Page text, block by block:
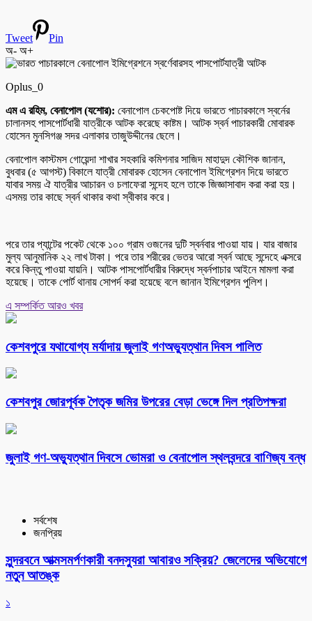
Tweet
Pin
অ- অ+
Oplus_0
এম এ রহিম, বেনাপোল (যশোর): বেনাপোল চেকপোষ্ট দিয়ে ভারতে পাচারকালে স্বর্নের
চালানসহ পাসপোর্টধারী যাত্রীকে আটক করেছে কাষ্টম। আটক স্বর্ন পাচারকারী মোবারক
হোসেন মুনসিগঞ্জ সদর এলাকার তাজুউদ্দীনের ছেলে।
বেনাপোল কাস্টমস গোয়েন্দা শাখার সহকারি কমিশনার সাজিদ মাহাদুদ কৌশিক জানান,
বুধবার (৫ আগস্ট) বিকালে যাত্রী মোবারক হোসেন বেনাপোল ইমিগ্রেশন দিয়ে ভারতে
যাবার সময় ঐ যাত্রীর আচারন ও চলাফেরা সন্দেহ হলে তাকে জিজ্ঞাসাবাদ করা করা হয়।
এসময় তার কাছে স্বর্ন থাকার কথা স্বীকার করে।
পরে তার প্যান্টের পকেট থেকে ১০০ গ্রাম ওজনের দুটি স্বর্নবার পাওয়া যায়। যার বাজার
মুল্য আনুমানিক ২২ লাখ টাকা। পরে তার শরীরের ভেতর আরো স্বর্ন আছে সন্দেহে এক্সরে
করে কিন্তু পাওয়া যায়নি। আটক পাসপোর্টধারীর বিরুদ্ধে স্বর্নপাচার আইনে মামলা করা
হয়েছে। তাকে পোর্ট থানায় সোপর্দ করা হয়েছে বলে জানান ইমিগ্রেশন পুলিশ।
এ সম্পর্কিত আরও খবর
কেশবপুরে যথাযোগ্য মর্যাদায় জুলাই গণঅভ্যুত্থান দিবস পালিত
কেশবপুর জোরপূর্বক পৈতৃক জমির উপরের বেড়া ভেঙ্গে দিল প্রতিপক্ষরা
‎জুলাই গণ-অভ্যুত্থান দিবসে ভোমরা ও বেনাপোল স্থলবন্দরে বাণিজ্য বন্ধ
সর্বশেষ
জনপ্রিয়
সুন্দরবনে আত্মসমর্পণকারী বনদস্যুরা আবারও সক্রিয়? জেলেদের অভিযোগে
নতুন আতঙ্ক
১